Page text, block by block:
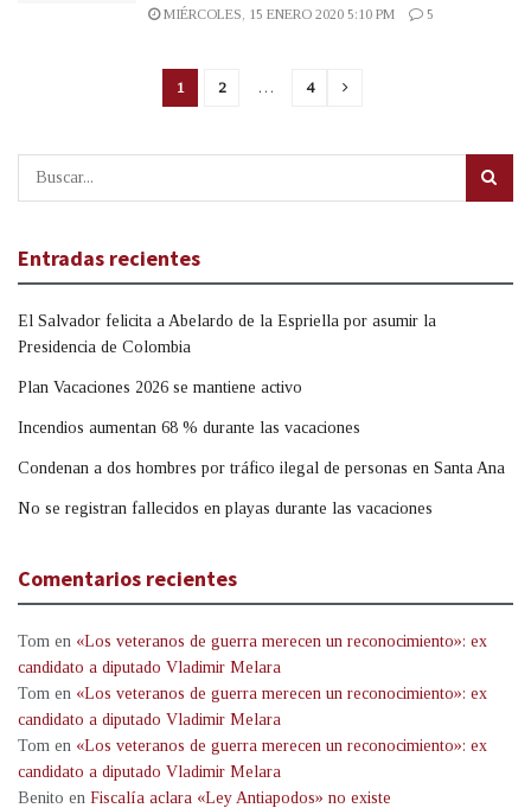
MIÉRCOLES, 15 ENERO 2020 5:10 PM
5
1 2 … 4
Entradas recientes
El Salvador felicita a Abelardo de la Espriella por asumir la
Presidencia de Colombia
Plan Vacaciones 2026 se mantiene activo
Incendios aumentan 68 % durante las vacaciones
Condenan a dos hombres por tráfico ilegal de personas en Santa Ana
No se registran fallecidos en playas durante las vacaciones
Comentarios recientes
Tom en «Los veteranos de guerra merecen un reconocimiento»: ex
candidato a diputado Vladimir Melara
Tom en «Los veteranos de guerra merecen un reconocimiento»: ex
candidato a diputado Vladimir Melara
Tom en «Los veteranos de guerra merecen un reconocimiento»: ex
candidato a diputado Vladimir Melara
Benito en Fiscalía aclara «Ley Antiapodos» no existe